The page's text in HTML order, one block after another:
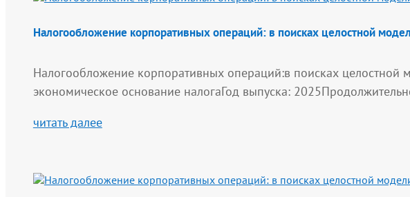
Налогообложение корпоративных операций: в поисках целостной
Налогообложение корпоративных операций:в поисках целостной
экономическое основание налогаГод выпуска:
читать далее